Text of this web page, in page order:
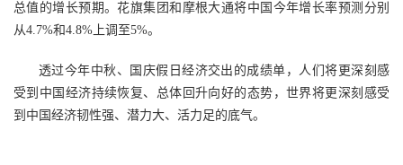
总值的增长预期。花旗集团和摩根大通将中国今年增长率预测分别
从4.7%和4.8%上调至5%。
透过今年中秋、国庆假日经济交出的成绩单，人们将更深刻感
受到中国经济持续恢复、总体回升向好的态势，世界将更深刻感受
到中国经济韧性强、潜力大、活力足的底气。